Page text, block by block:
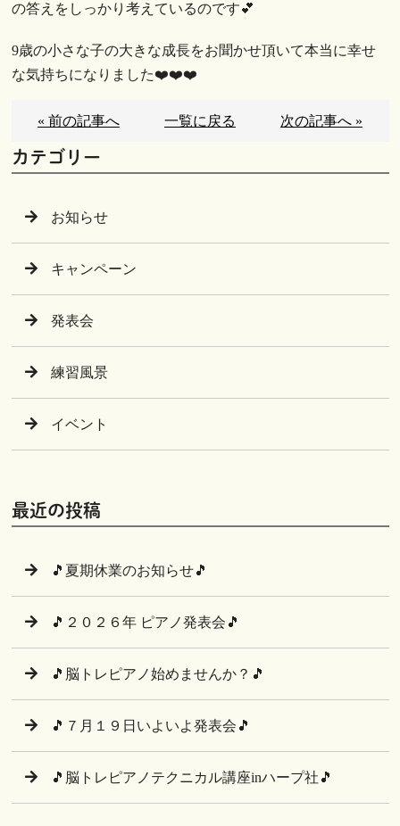
の答えをしっかり考えているのです💕
9歳の小さな子の大きな成長をお聞かせ頂いて本当に幸せ
な気持ちになりました❤️❤️❤️
« 前の記事へ 一覧に戻る 次の記事へ »
カテゴリー
お知らせ
キャンペーン
発表会
練習風景
イベント
最近の投稿
🎵夏期休業のお知らせ🎵
🎵２０２６年 ピアノ発表会🎵
🎵脳トレピアノ始めませんか？🎵
🎵７月１９日いよいよ発表会🎵
🎵脳トレピアノテクニカル講座inハープ社🎵